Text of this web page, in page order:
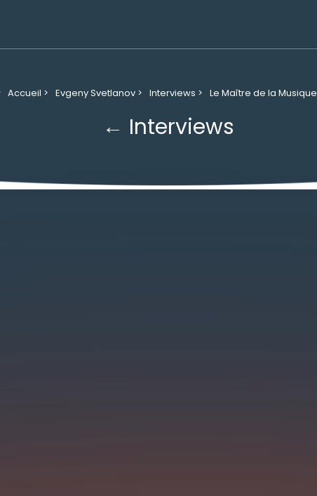
Accueil > Evgeny Svetlanov > Interviews > Le Maître de la Musique
← Interviews